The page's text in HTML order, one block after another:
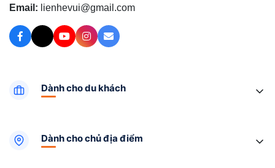
Email: lienhevui@gmail.com
Dành cho du khách
Dành cho chủ địa điểm